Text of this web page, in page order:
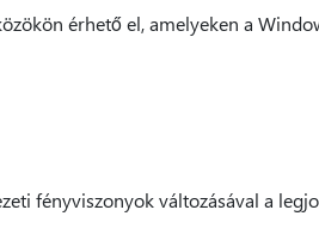
érhető el, amelyeken a
fényviszonyok változásával a